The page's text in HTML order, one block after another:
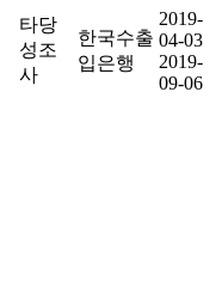
타당
성조
사
한국수출
입은행
2019-
04-03
2019-
09-06